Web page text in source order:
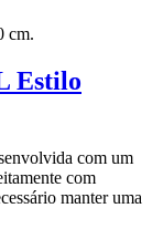
cm.
Estilo
com um
com
manter uma